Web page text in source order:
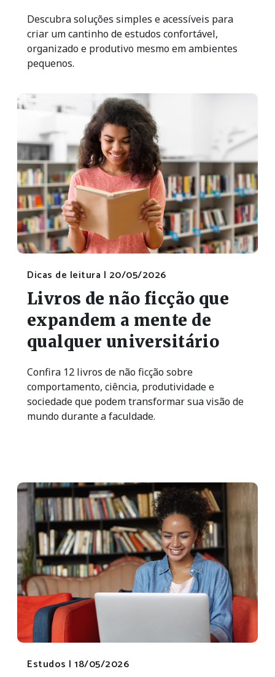
Descubra soluções simples e acessíveis para
criar um cantinho de estudos confortável,
organizado e produtivo mesmo em ambientes
pequenos.
Dicas de leitura | 20/05/2026
Livros de não ficção que
expandem a mente de
qualquer universitário
Confira 12 livros de não ficção sobre
comportamento, ciência, produtividade e
sociedade que podem transformar sua visão de
mundo durante a faculdade.
Estudos | 18/05/2026